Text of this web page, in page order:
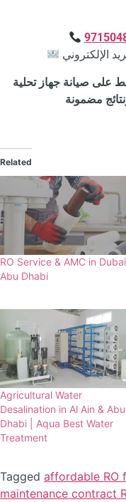
Related
RO Service & AMC in
Abu Dhabi
Agricultural Water
Desalination in Al Ain & Abu
Dhabi | Aqua Best Water
Treatment
Tagged affordable RO
maintenance contract